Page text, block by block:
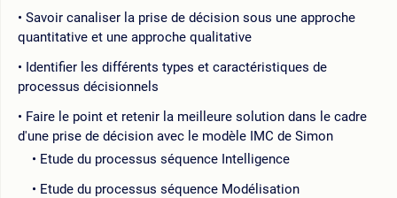
Savoir canaliser la prise de décision sous une approche
quantitative et une approche qualitative
Identifier les différents types et caractéristiques de
processus décisionnels
Faire le point et retenir la meilleure solution dans le cadre
d'une prise de décision avec le modèle IMC de Simon
Etude du processus séquence Intelligence
Etude du processus séquence Modélisation